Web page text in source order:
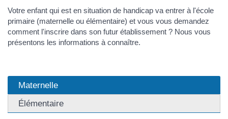
Votre enfant qui est en situation de handicap va entrer à l'école
primaire (maternelle ou élémentaire) et vous vous demandez
comment l'inscrire dans son futur établissement ? Nous vous
présentons les informations à connaître.
Maternelle
Élémentaire